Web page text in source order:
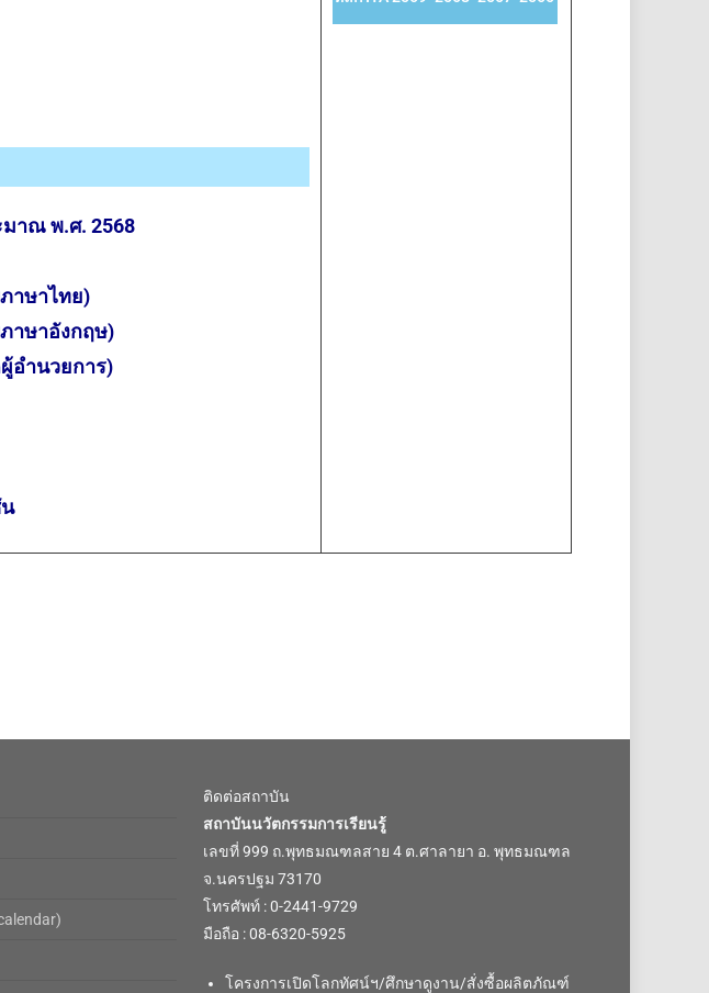
มาณ พ.ศ. 2568
าษาไทย)
าษาอังกฤษ)
อำนวยการ)
ติดต่อสถาบัน
สถาบันนวัตกรรมการเรียนรู้
เลขที่ 999 ถ.พุทธมณฑลสาย 4 ต.ศาลายา อ. พุทธมณฑล
จ.นครปฐม 73170
โทรศัพท์ : 0-2441-9729
มือถือ : 08-6320-5925
โครงการเปิดโลกทัศน์ฯ/ศึกษาดูงาน/สั่งซื้อผลิตภัณฑ์